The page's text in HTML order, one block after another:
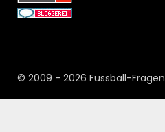
© 2009 - 2026 Fussball-Fragen